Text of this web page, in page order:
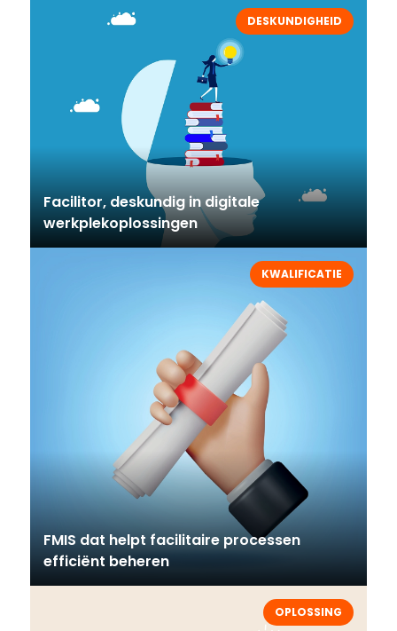
DESKUNDIGHEID
Facilitor, deskundig in digitale
werkplekoplossingen
KWALIFICATIE
FMIS dat helpt facilitaire processen
efficiënt beheren
OPLOSSING